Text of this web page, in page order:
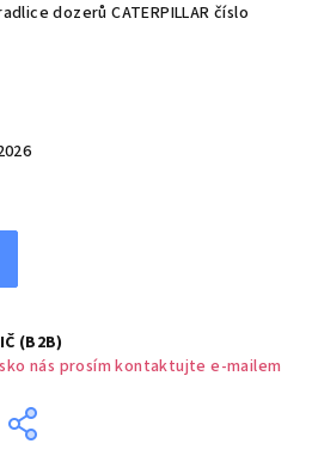
dozerů CATERPILLAR číslo
(B2B)
nás prosím kontaktujte e-mailem